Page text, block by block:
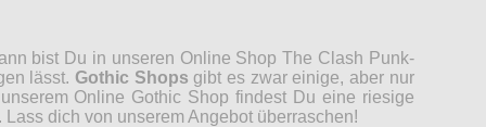
bist Du in unseren Online Shop The Clash Punk-
lässt. Gothic Shops gibt es zwar einige, aber nur
Online Gothic Shop findest Du eine riesige
dich von unserem Angebot überraschen!